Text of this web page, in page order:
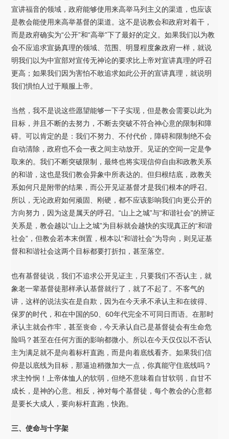
宣讲福音的领域，政府能够使用来高举马列主义的渠道，也应该
是教会能使用来高举基督的渠道。这不是说教会和政府对着干，
而是政府确实为“公开”和“高举”下了最好的定义。如果我们以为教
会不应追求宣扬真理的领域、范围、明显程度象政府一样，就说
明我们以为中宣部对宣传无神论的要求比上帝对宣讲真理的呼召
更高；如果我们因为害怕不敢追求如此公开的宣讲真理，就说明
我们惧怕人过于顺服上帝。
当然，我不是说这些愿望能够一下子实现，但是教会需要以此为
目标，并且不断的去努力，不断去突破不符合神心意的限制和障
碍。可以肯定的是：我们不努力、不付代价，障碍和限制绝不会
自动清除，政府也不会一夜之间主动放开。见证的空间一定是争
取来的。我们不断突破限制，最终也将实现信仰自由和政教关系
的和谐，这也是我们教会异象中所表达的。但归根结底，政教关
系如何只是附带的结果，而公开见证基督才是我们根本的呼召。
所以，无论政府如何顽固、刚硬，都不应该影响我们向更公开的
方向努力，因为这是属天的呼召。“山上之城”与“和谐社会”的辨证
关系是，教会越以“山上之城”为目标就会越快的实现真正的“和谐
社会”，但教会若本末倒置，根本以“和谐社会”为导向，则见证基
督和和谐社会这两个目标都要打折扣，甚至落空。
也有基督徒说，我们不追求公开见证主，只要我们不否认主，就
象老一辈基督徒那样承认基督就行了，就了不起了。不客气的
讲，这样的说法实在是自欺，因为在今天承不承认主和在彼得、
保罗的时代，和在中国的50、60年代完全不可同日而语。在那时
承认主就会作牢，甚至丧命，今天承认自己是基督徒会有生命危
险吗？甚至在任何方面的影响都微小。所以在今天仅仅以不否认
主为满足就不是向着标杆直跑，而是向着底线看齐。如果我们信
仰是以底线为目标，那逼迫稍微加大一点，你真能守住底线吗？
求主怜悯！上帝体恤人的软弱，但绝不意味着自甘软弱，自甘不
成长，是神的心意。相反，神对每个基督徒，每个教会的心意都
是要长大成人，要向标杆直跑，快跑。
三、使命与十字架